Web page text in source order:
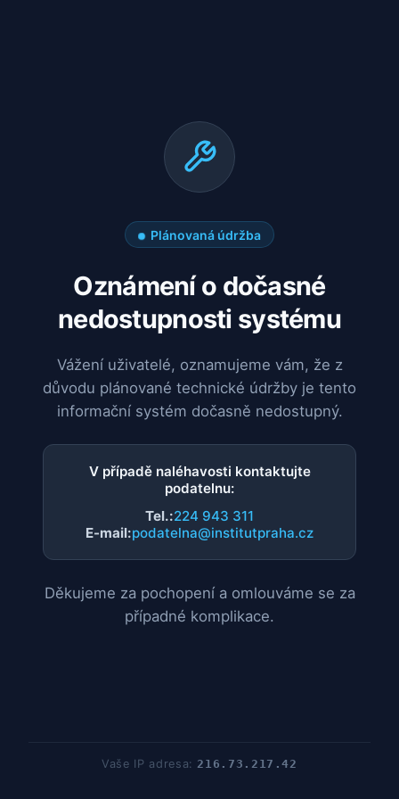
Plánovaná údržba
Oznámení o dočasné
nedostupnosti systému
Vážení uživatelé, oznamujeme vám, že z
důvodu plánované technické údržby je tento
informační systém dočasně nedostupný.
V případě naléhavosti kontaktujte
podatelnu:
Tel.:224 943 311
E-mail:podatelna@institutpraha.cz
Děkujeme za pochopení a omlouváme se za
případné komplikace.
Vaše IP adresa:216.73.217.42